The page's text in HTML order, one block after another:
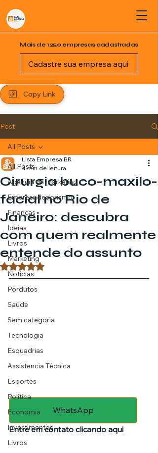
Mais de 1250 empresas cadastradas
Cadastre sua empresa aqui
Copy Link
Post
All Posts
Agência de marketing
Empreendedorismo
Finanças
Ideias
Livros
Marketing
Notícias
Pordutos
Saúde
Sem categoria
Tecnologia
Esquadrias
Assistencia Técnica
Esportes
Política
Economia
Investimentos
Livros
All Posts
Cirurgia buco-maxilo-
facial no Rio de
Janeiro: descubra
com quem realmente
entende do assunto
Lista Empresa BR
4 min de leitura
Avaliado com NaN de 5 estrelas.
WhatsApp
Entre em contato clicando aqui